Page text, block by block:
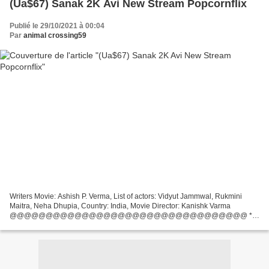
(Ua$67) Sanak 2K Avi New Stream Popcornflix
Publié le 29/10/2021 à 00:04
Par animal crossing59
Writers Movie: Ashish P. Verma, List of actors: Vidyut Jammwal, Rukmini
Maitra, Neha Dhupia, Country: India, Movie Director: Kanishk Varma
@@@@@@@@@@@@@@@@@@@@@@@@@@@@@@@@@ ***
@@@@@@@@@@@@@@@@@@@@@@@@@@@@@@@@@